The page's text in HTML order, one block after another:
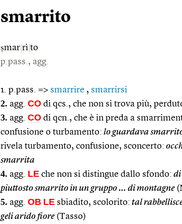
smarrito
ṣmar rì to
p.pass., agg.
1. p.pass. => smarrire , smarrirsi
2. agg. CO di qcs., che non si trova più,
3. agg. CO di qcn., che è in preda a
confusione o turbamento: lo guardava smarrito
rivela turbamento, confusione, sconcerto:
smarrita
4. agg. LE che non si distingue dallo sfondo: di
piuttosto smarrito in un gruppo … di montagne
5. agg. OB LE sbiadito, scolorito: tal
geli arido fiore(Tasso)